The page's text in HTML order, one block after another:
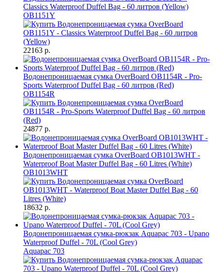
Classics Waterproof Duffel Bag - 60 литров (Yellow)
OB1151Y
22163 р.
Водонепроницаемая сумка OverBoard OB1154R - Pro-
Sports Waterproof Duffel Bag - 60 литров (Red)
OB1154R
24877 р.
Водонепроницаемая сумка OverBoard OB1013WHT -
Waterproof Boat Master Duffel Bag - 60 Litres (White)
OB1013WHT
18632 р.
Водонепроницаемая сумка-рюкзак Aquapac 703 - Upano
Waterproof Duffel - 70L (Cool Grey)
Aquapac 703